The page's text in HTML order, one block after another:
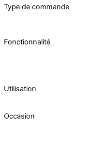
Type de commande
Fonctionnalité
Utilisation
Occasion